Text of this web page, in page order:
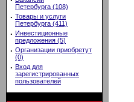
Петербурга (108)
· Товары и услуги
Петербурга (411)
· Инвестиционные
предложения (5)
· Организации приобретут
(0)
· Вход для
зарегистрированных
пользователей